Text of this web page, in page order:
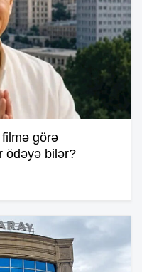
filmə görə
ödəyə bilər?